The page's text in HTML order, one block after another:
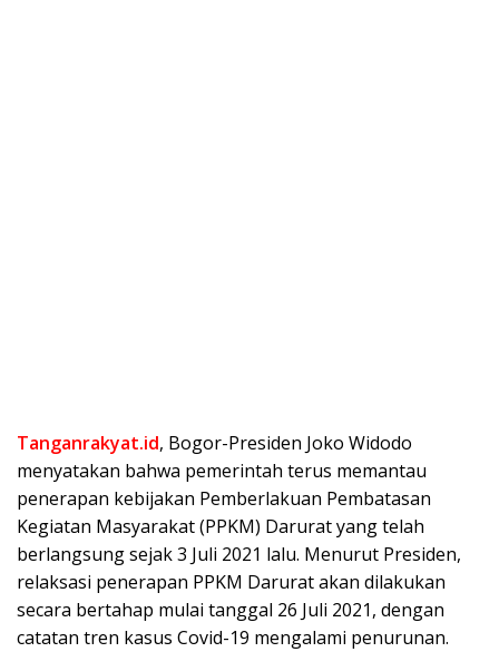
Tanganrakyat.id, Bogor-Presiden Joko Widodo
menyatakan bahwa pemerintah terus memantau
penerapan kebijakan Pemberlakuan Pembatasan
Kegiatan Masyarakat (PPKM) Darurat yang telah
berlangsung sejak 3 Juli 2021 lalu. Menurut Presiden,
relaksasi penerapan PPKM Darurat akan dilakukan
secara bertahap mulai tanggal 26 Juli 2021, dengan
catatan tren kasus Covid-19 mengalami penurunan.